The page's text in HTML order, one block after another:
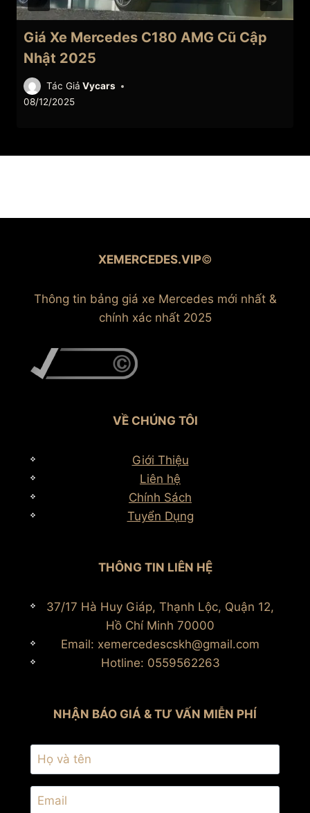
Giá Xe Mercedes C180 AMG Cũ Cập
Nhật 2025
Tác Giả Vycars
08/12/2025
XEMERCEDES.VIP©
Thông tin bảng giá xe Mercedes mới nhất &
chính xác nhất 2025
VỀ CHÚNG TÔI
Giới Thiệu
Liên hệ
Chính Sách
Tuyển Dụng
THÔNG TIN LIÊN HỆ
37/17 Hà Huy Giáp, Thạnh Lộc, Quận 12,
Hồ Chí Minh 70000
Email: xemercedescskh@gmail.com
Hotline: 0559562263
NHẬN BÁO GIÁ & TƯ VẤN MIỄN PHÍ